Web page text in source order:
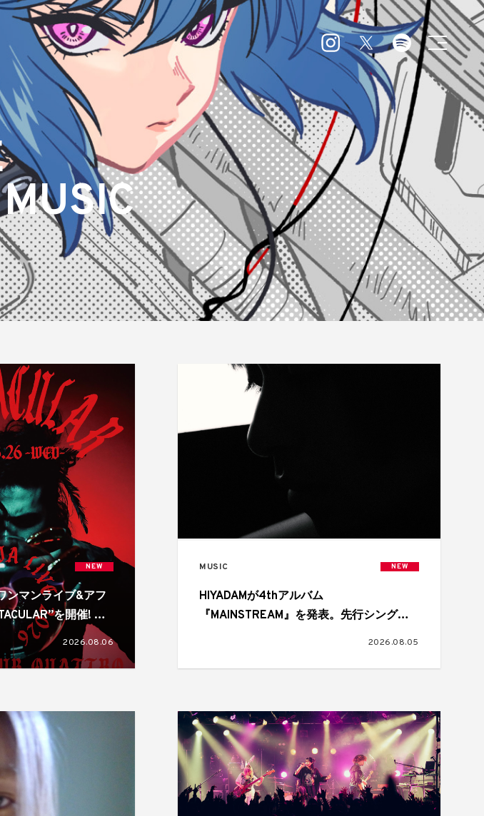
MUSIC
NEW
ンマンライブ&アフ
を開催! リ
2026.08.06
MUSIC NEW
HIYADAMが4thアルバム
『MAINSTREAM』を発表。先行シングル
2026.08.05